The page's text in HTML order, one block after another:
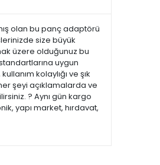
olan bu panç adaptörü
size büyük
üzere olduğunuz bu
uygun
kolaylığı ve şık
şeyi açıklamalarda ve
? Aynı gün kargo
yapı market, hırdavat,